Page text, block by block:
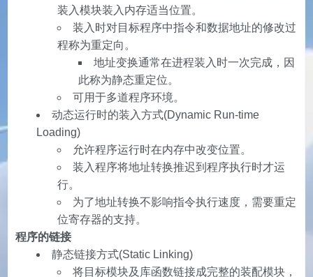
装入模块装入内存适当位置。
装入时对目标程序中指令和数据地址的修改过
程称为重定向。
地址变换通常在进程装入时一次完成，因
此称为静态重定位。
可用于多道程序环境。
动态运行时的装入方式(Dynamic Run-time
Loading)
允许程序运行时在内存中改变位置。
装入程序将地址转换推迟到程序执行时才运
行。
为了地址转换不影响指令执行速度，需要重定
位寄存器的支持。
程序的链接
静态链接方式(Static Linking)
将目标模块及库函数链接成完整的装配模块，